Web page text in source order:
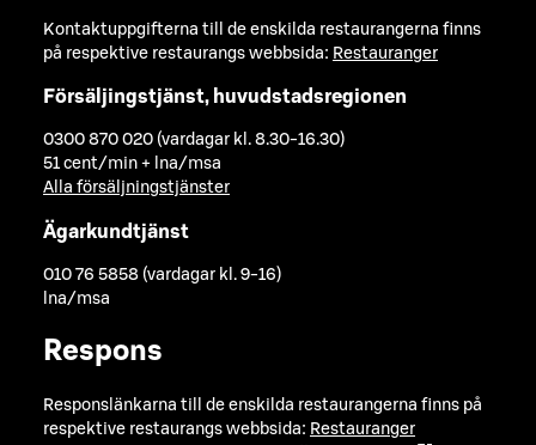
Kontaktuppgifterna till de enskilda restaurangerna finns
på respektive restaurangs webbsida: Restauranger
Försäljingstjänst, huvudstadsregionen
0300 870 020 (vardagar kl. 8.30-16.30)
51 cent/min + lna/msa
Alla försäljningstjänster
Ägarkundtjänst
010 76 5858 (vardagar kl. 9-16)
lna/msa
Respons
Responslänkarna till de enskilda restaurangerna finns på
respektive restaurangs webbsida: Restauranger